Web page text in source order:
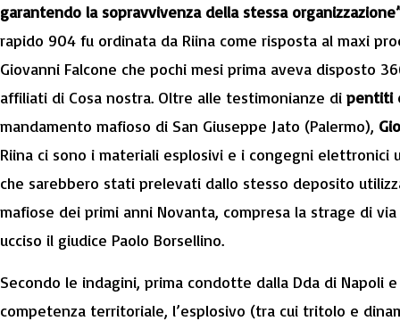
garantendo la sopravvivenza della stessa
rapido 904 fu ordinata da Riina come risposta al maxi
Giovanni Falcone che pochi mesi prima aveva disposto
affiliati di Cosa nostra. Oltre alle testimonianze di pentiti
mandamento mafioso di San Giuseppe Jato (Palermo),
Riina ci sono i materiali esplosivi e i congegni
che sarebbero stati prelevati dallo stesso deposito
mafiose dei primi anni Novanta, compresa la strage di via
ucciso il giudice Paolo Borsellino.
Secondo le indagini, prima condotte dalla Dda di Napoli
competenza territoriale, l’esplosivo (tra cui tritolo e